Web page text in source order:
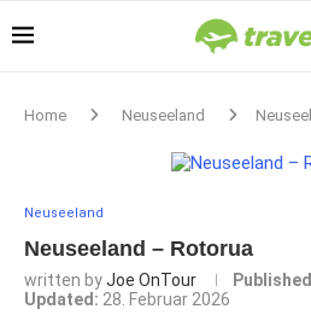
Home Neuseeland
Neuseeland
Neuseeland – Rotorua
written byJoe OnTour
Updated: 28. Februar 2026